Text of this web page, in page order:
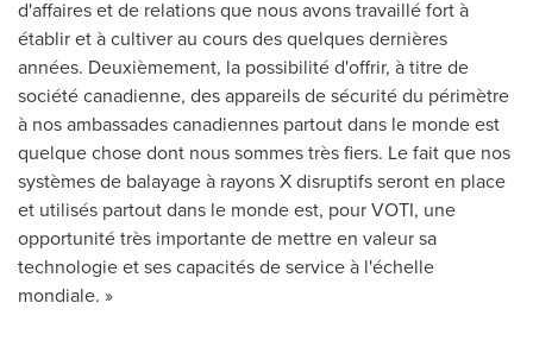
d'affaires et de relations que nous avons travaillé fort à
établir et à cultiver au cours des quelques dernières
années. Deuxièmement, la possibilité d'offrir, à titre de
société canadienne, des appareils de sécurité du périmètre
à nos ambassades canadiennes partout dans le monde est
quelque chose dont nous sommes très fiers. Le fait que nos
systèmes de balayage à rayons X disruptifs seront en place
et utilisés partout dans le monde est, pour VOTI, une
opportunité très importante de mettre en valeur sa
technologie et ses capacités de service à l'échelle
mondiale. »